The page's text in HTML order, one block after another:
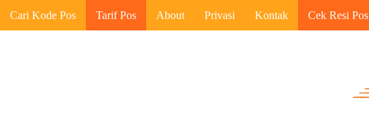
Cari Kode Pos Tarif Pos About Privasi Kontak Cek Resi Pos